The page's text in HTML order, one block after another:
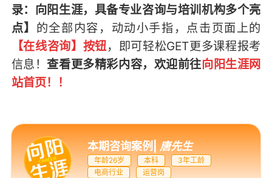
录：向阳生涯，具备专业咨询与培训机构多个亮
点】 的全部内容， 动动小手指，点击页面上的
【在线咨询】按钮，即可轻松GET更多课程报考
信息 ！查看更多精彩内容，欢迎前往向阳生涯网
站首页！！
本期咨询案例|唐先生
年龄26岁 本科
3年工龄
电商行业
运营岗